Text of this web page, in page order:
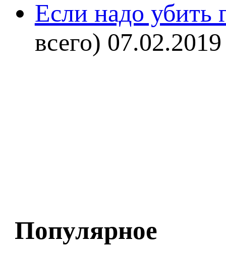
Если надо убить
всего) 07.02.2019
Популярное